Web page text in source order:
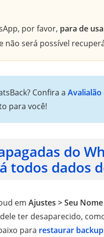
por favor, para de
não será possível
Confira a Avalialão
para você!
do
todos dados
em Ajustes > Seu
ter desaparecido,
para restaurar